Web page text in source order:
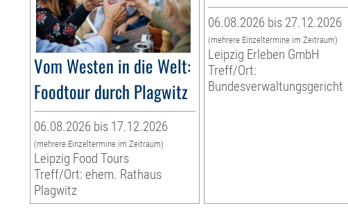
Vom Westen in die Welt:
Foodtour durch Plagwitz
06.08.2026 bis 17.12.2026
(mehrere Einzeltermine im Zeitraum)
Leipzig Food Tours
Treff/Ort: ehem. Rathaus
Plagwitz
06.08.2026 bis 27.12.2026
(mehrere Einzeltermine im Zeitraum)
Leipzig Erleben GmbH
Treff/Ort:
Bundesverwaltungsgericht